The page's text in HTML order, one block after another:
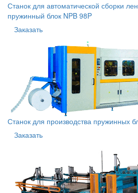
Станок для автоматической сборки
пружинный блок NPB 98P
Заказать
Станок для производства пружинных
Заказать